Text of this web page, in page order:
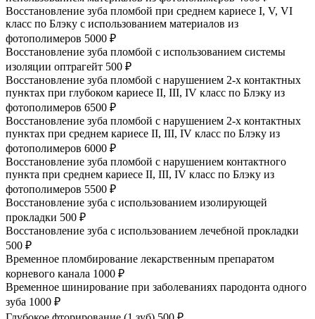
Восстановление зуба пломбой при среднем кариесе I, V, VI
класс по Блэку с использованием материалов из
фотополимеров 5000 ₽
Восстановление зуба пломбой с использованием системы
изоляции оптрагейт 500 ₽
Восстановление зуба пломбой с нарушением 2-х контактных
пунктах при глубоком кариесе II, III, IV класс по Блэку из
фотополимеров 6500 ₽
Восстановление зуба пломбой с нарушением 2-х контактных
пунктах при среднем кариесе II, III, IV класс по Блэку из
фотополимеров 6000 ₽
Восстановление зуба пломбой с нарушением контактного
пункта при среднем кариесе II, III, IV класс по Блэку из
фотополимеров 5500 ₽
Восстановление зуба с использованием изолирующей
прокладки 500 ₽
Восстановление зуба с использованием лечебной прокладки
500 ₽
Временное пломбирование лекарственным препаратом
корневого канала 1000 ₽
Временное шинирование при заболеваниях пародонта одного
зуба 1000 ₽